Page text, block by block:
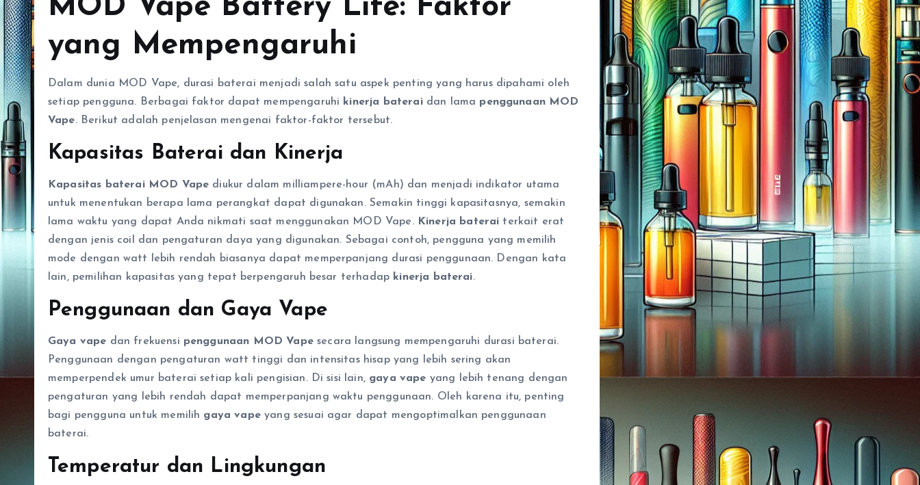
MOD Vape Battery Life: Faktor
yang Mempengaruhi
Dalam dunia MOD Vape, durasi baterai menjadi salah satu aspek penting yang harus dipahami oleh
setiap pengguna. Berbagai faktor dapat mempengaruhi kinerja bateraidan lama penggunaan MOD
Vape. Berikut adalah penjelasan mengenai faktor-faktor tersebut.
Kapasitas Baterai dan Kinerja
Kapasitas baterai MOD Vape diukur dalam milliampere-hour (mAh) dan menjadi indikator utama
untuk menentukan berapa lama perangkat dapat digunakan. Semakin tinggi kapasitasnya, semakin
lama waktu yang dapat Anda nikmati saat menggunakan MOD Vape. Kinerja baterai terkait erat
dengan jenis coil dan pengaturan daya yang digunakan. Sebagai contoh, pengguna yang memilih
mode dengan watt lebih rendah biasanya dapat memperpanjang durasi penggunaan. Dengan kata
lain, pemilihan kapasitas yang tepat berpengaruh besar terhadap kinerja baterai.
Penggunaan dan Gaya Vape
Gaya vape dan frekuensi penggunaan MOD Vapesecara langsung mempengaruhi durasi baterai.
Penggunaan dengan pengaturan watt tinggi dan intensitas hisap yang lebih sering akan
memperpendek umur baterai setiap kali pengisian. Di sisi lain, gaya vape yang lebih tenang dengan
pengaturan yang lebih rendah dapat memperpanjang waktu penggunaan. Oleh karena itu, penting
bagi pengguna untuk memilih gaya vapeyang sesuai agar dapat mengoptimalkan penggunaan
baterai.
Temperatur dan Lingkungan